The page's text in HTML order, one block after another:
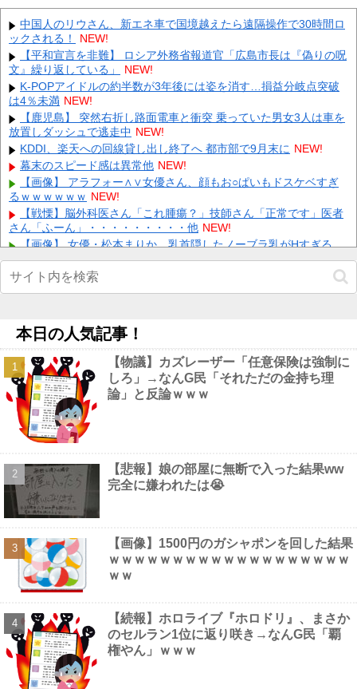
【衝撃】13周年轟絶感謝ガチャに彩獣神祭が追加される！？ 他
NEW!
【画像】香川って凄かったんだな。このメンツに並ぶのえぐい
ぞ… 他 NEW!
日本をダメにした総理大臣、ワースト１位が同点でこの人ｗｗｗ
ｗｗｗ NEW!
【画像】 今のクソガキ共、これを見たこと無くて渡されたらパニ
クるらしいｗｗｗｗｗｗｗｗｗｗｗｗｗ NEW!
【画像】 16歳でこのお◯ぱいはいかんでしょｗｗｗwｗｗｗｗｗ
ｗｗｗ❤
NEW!
彼氏が『この車』買おうとして私とケンカになってるんだけどｗ
ｗｗｗｗｗ
NEW!
【画像】 まま「なんかプール入ってたら学生にめっちゃ見られた
w」 NEW!
Powered by livedoor 相互RSS
中国人のリウさん、新エネ車で国境越えたら遠隔操作で30時間ロ
ックされる！
NEW!
【平和宣言を非難】 ロシア外務省報道官「広島市長は『偽りの呪
文』繰り返している」
NEW!
K-POPアイドルの約半数が3年後には姿を消す…損益分岐点突破
は4％未満 NEW!
【鹿児島】 突然右折し路面電車と衝突 乗っていた男女3人は車を
放置しダッシュで逃走中 NEW!
KDDI、楽天への回線貸し出し終了へ 都市部で9月末に NEW!
幕末のスピード感は異常他 NEW!
【画像】 アラフォー∧∨女優さん、顔もお○ぱいもドスケベすぎ
るｗｗｗｗｗｗ NEW!
【戦慄】脳外科医さん「これ腫瘍？」技師さん「正常です」医者
さん「ふーん」・・・・・・・・・他 NEW!
【画像】 女優・松本まりか、乳首隠したノーブラ乳がHすぎる
NEW!
高値で米を大量に仕入れた米卸大手、米価下落によって決算が凄
まじいことになっている模様他 NEW!
【超悲報】広島市長、呪文を唱えて日本人をゾンビ化させている
と非難されてしまう他 NEW!
【ホロライブ】POP UP PARADE「雪花ラミィ」フィギュア【本
日発売】他 NEW!
【画像】 ほぼ全裸なドスケベコスプレイヤーの身体がエ□すぎる
ｗｗｗ NEW!
【画像】 ガールズバー店員えっろ
Powered by livedoor 相互RSS
本日の人気記事！
【物議】カズレーザー「任意保険は強制に
しろ」→なんG民「それただの金持ち理
論」と反論ｗｗｗ
【悲報】娘の部屋に無断で入った結果ww
完全に嫌われたは😭
【画像】1500円のガシャポンを回した結果
ｗｗｗｗｗｗｗｗｗｗｗｗｗｗｗｗｗｗｗ
ｗｗ
【続報】ホロライブ『ホロドリ』、まさか
のセルラン1位に返り咲き→なんG民「覇
権やん」ｗｗｗ